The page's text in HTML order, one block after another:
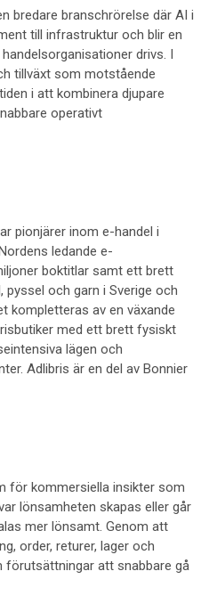
bredare branschrörelse där AI i
till infrastruktur och blir en
drivs. I
tillväxt som motstående
i att kombinera djupare
operativt
pionjärer inom e-handel i
ledande e-
boktitlar samt ett brett
pyssel och garn i Sverige och
kompletteras av en växande
med ett brett fysiskt
lägen och
Adlibris är en del av Bonnier
för kommersiella insikter som
lönsamheten skapas eller går
mer lönsamt. Genom att
order, returer, lager och
förutsättningar att snabbare gå